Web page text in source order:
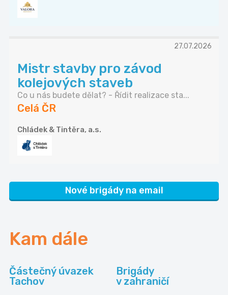
27.07.2026
Mistr stavby pro závod
kolejových staveb
Co u nás budete dělat? - Řídit realizace sta...
Celá ČR
Chládek & Tintěra, a.s.
Nové brigády na email
Kam dále
Částečný úvazek
Tachov
Brigády
v zahraničí